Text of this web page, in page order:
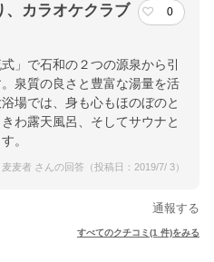
、カラオケクラブ
0
」で石和の２つの源泉から引
泉質の良さと豊富な湯量を活
場では、身も心もほのぼのと
わ露天風呂、そしてサウナと
。
麦麦者 さんの回答（投稿日：2019/7/ 3）
通報する
すべてのクチコミ(1 件)をみる